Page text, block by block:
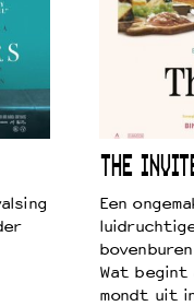
THE
Een
Wat
mondt uit